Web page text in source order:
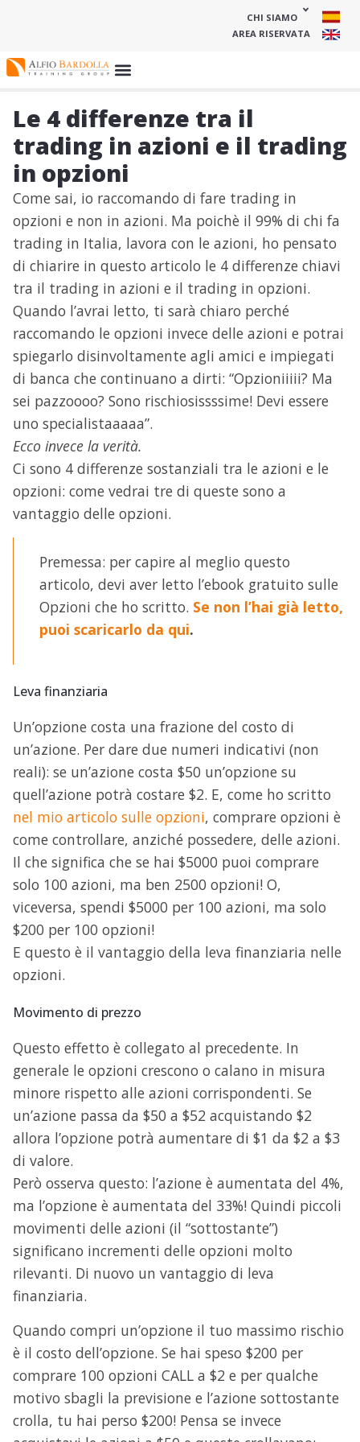
CHI SIAMO
AREA RISERVATA
Le 4 differenze tra il
trading in azioni e il trading
in opzioni
Come sai, io raccomando di fare trading in
opzioni e non in azioni. Ma poichè il 99% di chi fa
trading in Italia, lavora con le azioni, ho pensato
di chiarire in questo articolo le 4 differenze chiavi
tra il trading in azioni e il trading in opzioni.
Quando l’avrai letto, ti sarà chiaro perché
raccomando le opzioni invece delle azioni e potrai
spiegarlo disinvoltamente agli amici e impiegati
di banca che continuano a dirti: “Opzioniiiii? Ma
sei pazzoooo? Sono rischiosissssime! Devi essere
uno specialistaaaaa”.
Ecco invece la verità.
Ci sono 4 differenze sostanziali tra le azioni e le
opzioni: come vedrai tre di queste sono a
vantaggio delle opzioni.
Premessa: per capire al meglio questo
articolo, devi aver letto l’ebook gratuito sulle
Opzioni che ho scritto. Se non l’hai già letto,
puoi scaricarlo da qui.
Leva finanziaria
Un’opzione costa una frazione del costo di
un’azione. Per dare due numeri indicativi (non
reali): se un’azione costa $50 un’opzione su
quell’azione potrà costare $2. E, come ho scritto
nel mio articolo sulle opzioni, comprare opzioni è
come controllare, anziché possedere, delle azioni.
Il che significa che se hai $5000 puoi comprare
solo 100 azioni, ma ben 2500 opzioni! O,
viceversa, spendi $5000 per 100 azioni, ma solo
$200 per 100 opzioni!
E questo è il vantaggio della leva finanziaria nelle
opzioni.
Movimento di prezzo
Questo effetto è collegato al precedente. In
generale le opzioni crescono o calano in misura
minore rispetto alle azioni corrispondenti. Se
un’azione passa da $50 a $52 acquistando $2
allora l’opzione potrà aumentare di $1 da $2 a $3
di valore.
Però osserva questo: l’azione è aumentata del 4%,
ma l’opzione è aumentata del 33%! Quindi piccoli
movimenti delle azioni (il “sottostante”)
significano incrementi delle opzioni molto
rilevanti. Di nuovo un vantaggio di leva
finanziaria.
Quando compri un’opzione il tuo massimo rischio
è il costo dell’opzione. Se hai speso $200 per
comprare 100 opzioni CALL a $2 e per qualche
motivo sbagli la previsione e l’azione sottostante
crolla, tu hai perso $200! Pensa se invece